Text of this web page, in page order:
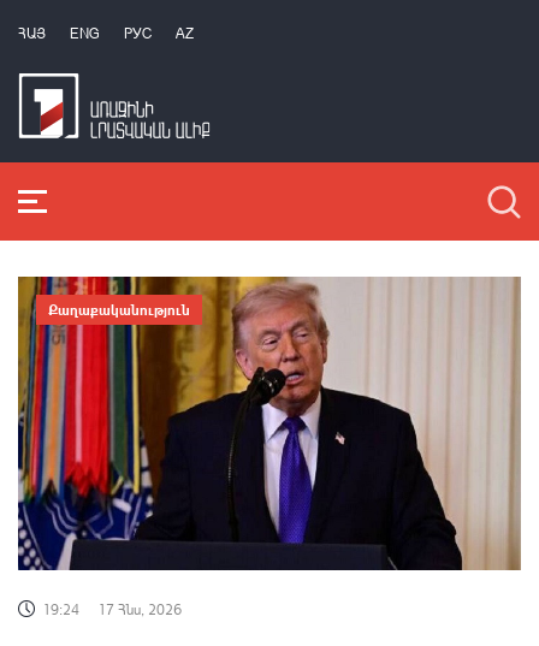
ՀԱՅ ENG РУС AZ
Քաղաքականություն
19:24 17 Հնս, 2026